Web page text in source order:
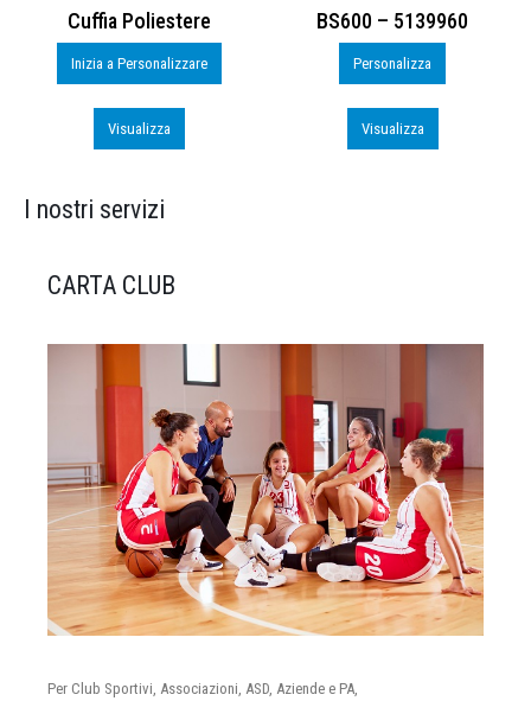
Cuffia Poliestere
Inizia a Personalizzare
Visualizza
BS600 – 5139960
Personalizza
Visualizza
I nostri servizi
CARTA CLUB
Per Club Sportivi, Associazioni, ASD, Aziende e PA,